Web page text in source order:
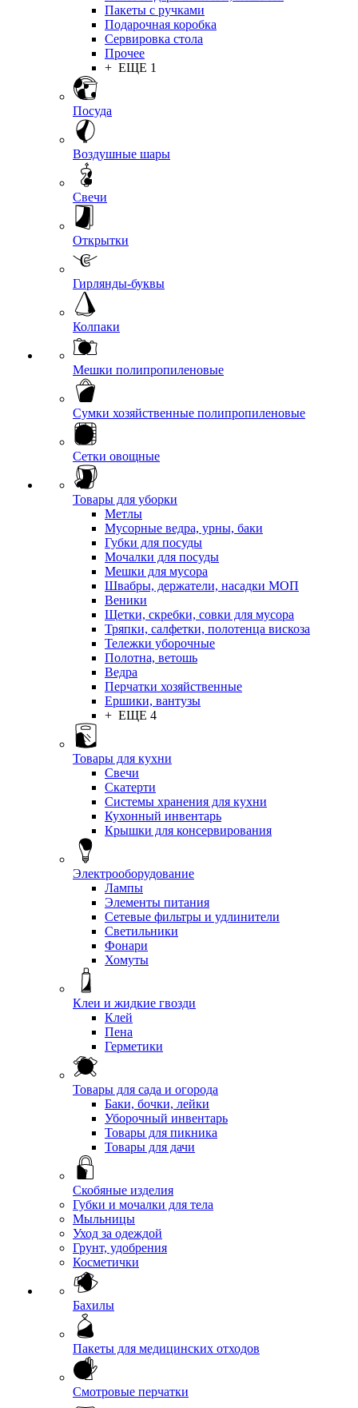
Пакеты с ручками
Подарочная коробка
Сервировка стола
Прочее
+ ЕЩЕ 1
Посуда
Воздушные шары
Свечи
Открытки
Гирлянды-буквы
Колпаки
Мешки полипропиленовые
Сумки хозяйственные полипропиленовые
Сетки овощные
Товары для уборки
Метлы
Мусорные ведра, урны, баки
Губки для посуды
Мочалки для посуды
Мешки для мусора
Швабры, держатели, насадки МОП
Веники
Щетки, скребки, совки для мусора
Тряпки, салфетки, полотенца вискоза
Тележки уборочные
Полотна, ветошь
Ведра
Перчатки хозяйственные
Ершики, вантузы
+ ЕЩЕ 4
Товары для кухни
Свечи
Скатерти
Системы хранения для кухни
Кухонный инвентарь
Крышки для консервирования
Электрооборудование
Лампы
Элементы питания
Сетевые фильтры и удлинители
Светильники
Фонари
Хомуты
Клеи и жидкие гвозди
Клей
Пена
Герметики
Товары для сада и огорода
Баки, бочки, лейки
Уборочный инвентарь
Товары для пикника
Товары для дачи
Скобяные изделия
Губки и мочалки для тела
Мыльницы
Уход за одеждой
Грунт, удобрения
Косметички
Бахилы
Пакеты для медицинских отходов
Смотровые перчатки